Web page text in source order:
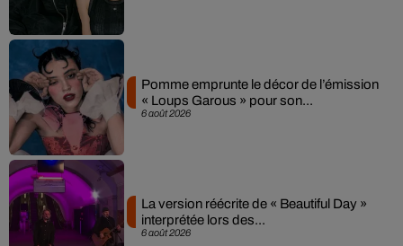
6 août 2026
Pomme emprunte le décor de l’émission
« Loups Garous » pour son...
6 août 2026
La version réécrite de « Beautiful Day »
interprétée lors des...